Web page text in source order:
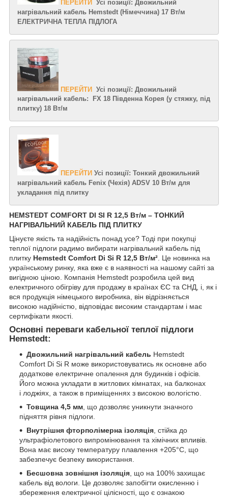
ПЕРЕЙТИ
Усі позиції: Двожильний
нагрівальний кабель Hemstedt (Німеччина) 17 Вт/м
ЕЛЕКТРИЧНА ТЕПЛА ПІДЛОГА
ПЕРЕЙТИ Усі позиції: Двожильний
нагрівальний кабель: FX 18 Південна Корея (у стяжку, під
плитку) 18 Вт/м
ПЕРЕЙТИ Усі позиції: Тонкий двожильний
нагрівальний кабель Fenix ​​(Чехія) ADSV 10 Вт/м для
укладання під плитку
HEMSTEDT COMFORT DI SI R 12,5 Вт/м – ТОНКИЙ
НАГРІВАЛЬНИЙ КАБЕЛЬ ПІД ПЛИТКУ
Цінуєте якість та надійність понад усе? Тоді при покупці
теплої підлоги радимо вибирати нагрівальний кабель під
плитку Hemstedt Comfort Di Si R 12,5 Вт/м² . Це новинка на
українському ринку, яка вже є в наявності на нашому сайті за
вигідною ціною. Компанія Hemstedt розробила цей вид
електричного обігріву для продажу в країнах ЄС та СНД, і, як і
вся продукція німецького виробника, він відрізняється
високою надійністю, відповідає високим стандартам і має
сертифікати якості.
Основні переваги кабельної теплої підлоги
Hemstedt:
Двожильний нагрівальний кабель Hemstedt
Comfort Di Si R може використовуватись як основне або
додаткове електричне опалення для будинків і офісів.
Його можна укладати в житлових кімнатах, на балконах
і лоджіях, а також в приміщеннях з високою вологістю.
Товщина 4,5 мм , що дозволяє уникнути значного
підняття рівня підлоги.
Внутрішня фторполімерна ізоляція , стійка до
ультрафіолетового випромінювання та хімічних впливів.
Вона має високу температуру плавлення +205°C, що
забезпечує безпеку використання.
Бесшовна зовнішня ізоляція , що на 100% захищає
кабель від вологи. Це дозволяє запобігти окисленню і
збереження електричної цілісності, що є ознакою